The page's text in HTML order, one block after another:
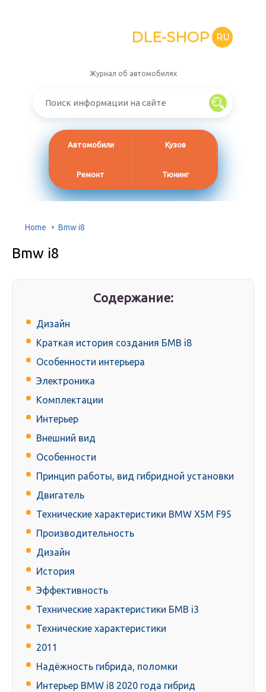
DLE-SHOP RU
Журнал об автомобилях
Автомобили Кузов
Ремонт Тюнинг
Home Bmw i8
Bmw i8
Содержание:
Дизайн
Краткая история создания БМВ i8
Особенности интерьера
Электроника
Комплектации
Интерьер
Внешний вид
Особенности
Принцип работы, вид гибридной установки
Двигатель
Технические характеристики BMW X5M F95
Производительность
Дизайн
История
Эффективность
Технические характеристики БМВ i3
Технические характеристики
2011
Надёжность гибрида, поломки
Интерьер BMW i8 2020 года гибрид